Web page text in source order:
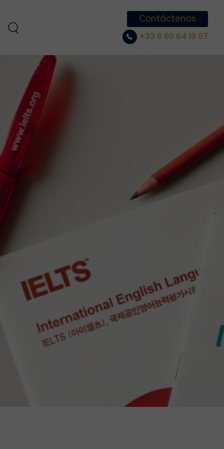
Contáctenos
+33 6 60 64 19 57